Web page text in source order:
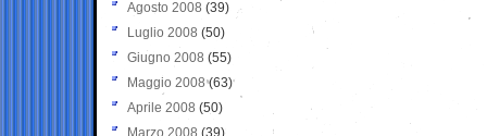
Agosto 2008 (39)
Luglio 2008 (50)
Giugno 2008 (55)
Maggio 2008(63)
Aprile 2008 (50)
Marzo 2008 (39)